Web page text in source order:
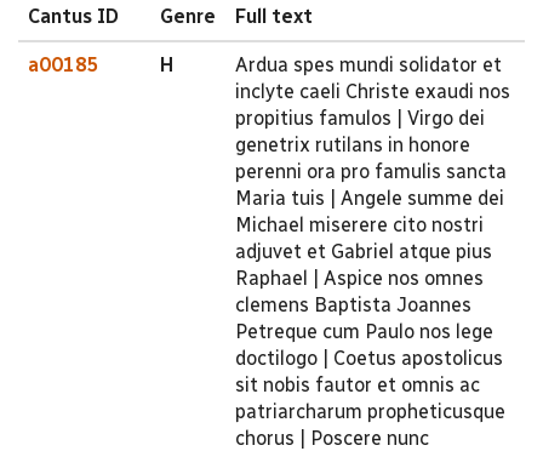
Cantus ID Genre Full text
a00185 H
Ardua spes mundi solidator et
inclyte caeli Christe exaudi nos
propitius famulos | Virgo dei
genetrix rutilans in honore
perenni ora pro famulis sancta
Maria tuis | Angele summe dei
Michael miserere cito nostri
adjuvet et Gabriel atque pius
Raphael | Aspice nos omnes
clemens Baptista Joannes
Petreque cum Paulo nos lege
doctilogo | Coetus apostolicus
sit nobis fautor et omnis ac
patriarcharum propheticusque
chorus | Poscere nunc